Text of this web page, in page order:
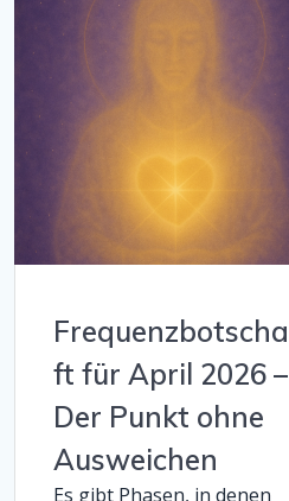
Frequenzbotscha
ft für April 2026 –
Der Punkt ohne
Ausweichen
Es gibt Phasen, in denen